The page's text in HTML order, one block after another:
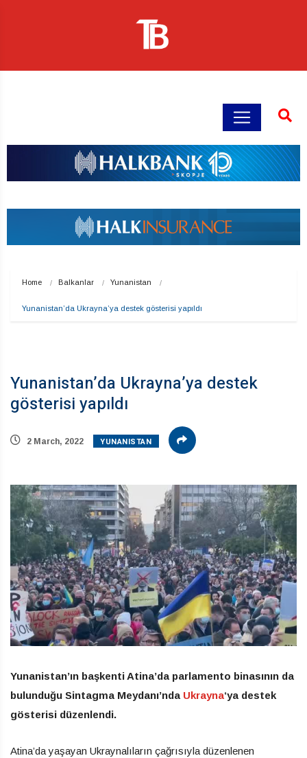
Home Balkanlar Yunanistan
Yunanistan’da Ukrayna’ya destek gösterisi yapıldı
Yunanistan’da Ukrayna’ya destek
gösterisi yapıldı
2 March, 2022 YUNANISTAN
Yunanistan’ın başkenti Atina’da parlamento binasının da
bulunduğu Sintagma Meydanı’nda Ukrayna‘ya destek
gösterisi düzenlendi.
Atina’da yaşayan Ukraynalıların çağrısıyla düzenlenen